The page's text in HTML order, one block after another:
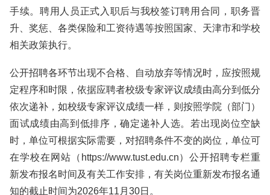
手续。聘用人员正式入职后与我校签订聘用合同，职务晋
升、奖惩、各类保险和工资待遇等按照国家、天津市和学校
相关政策执行。
公开招聘各环节出现不合格、自动放弃等情况时，应按照规
定程序和时限，依据应聘者校级专家评议成绩由高分到低分
依次递补，如校级专家评议成绩一样，则按照学院（部门）
面试成绩由高到低排序，确定递补人选。若出现岗位空缺
时，单位可根据实际需要，对招聘条件不变的岗位，单位可
在学校在网站（https://www.tust.edu.cn）公开招聘专栏重
新发布报名时间及有关工作安排，有关岗位重新发布报名通
知的截止时间为2026年11月30日。